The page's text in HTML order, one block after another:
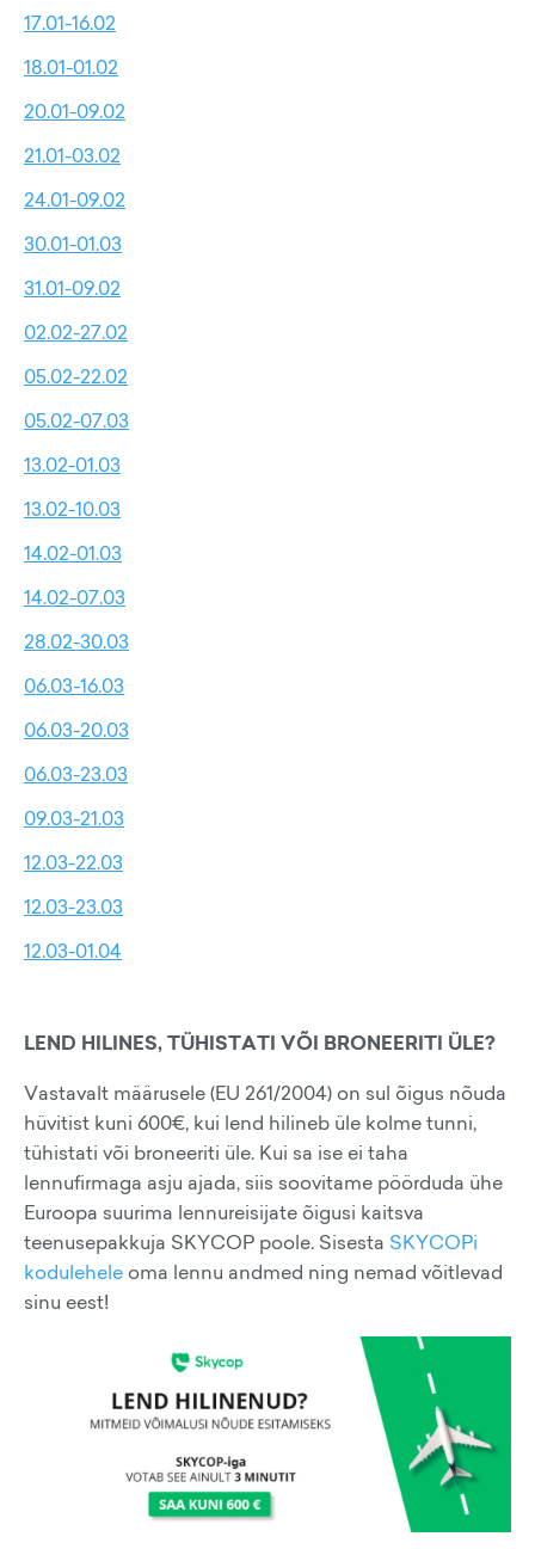
17.01-16.02
18.01-01.02
20.01-09.02
21.01-03.02
24.01-09.02
30.01-01.03
31.01-09.02
02.02-27.02
05.02-22.02
05.02-07.03
13.02-01.03
13.02-10.03
14.02-01.03
14.02-07.03
28.02-30.03
06.03-16.03
06.03-20.03
06.03-23.03
09.03-21.03
12.03-22.03
12.03-23.03
12.03-01.04
LEND HILINES, TÜHISTATI VÕI BRONEERITI ÜLE?
Vastavalt määrusele (EU 261/2004) on sul õigus nõuda
hüvitist kuni 600€, kui lend hilineb üle kolme tunni,
tühistati või broneeriti üle. Kui sa ise ei taha
lennufirmaga asju ajada, siis soovitame pöörduda ühe
Euroopa suurima lennureisijate õigusi kaitsva
teenusepakkuja SKYCOP poole. Sisesta SKYCOPi
kodulehele oma lennu andmed ning nemad võitlevad
sinu eest!